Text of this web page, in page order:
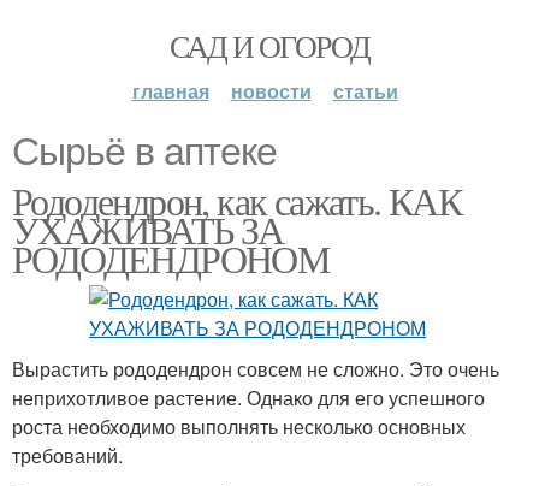
САД И ОГОРОД
главная новости статьи
Сырьё в аптеке
Рододендрон, как сажать. КАК
УХАЖИВАТЬ ЗА
РОДОДЕНДРОНОМ
Вырастить рододендрон совсем не сложно. Это очень
неприхотливое растение. Однако для его успешного
роста необходимо выполнять несколько основных
требований.